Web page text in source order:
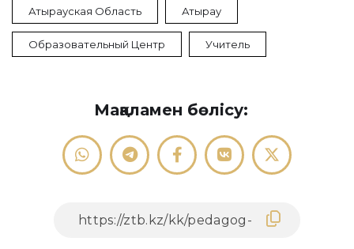
Атырауская Область Атырау
Образовательный Центр Учитель
Мақаламен бөлісу: